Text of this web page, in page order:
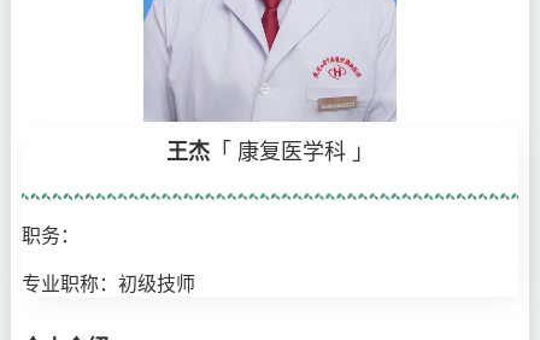
王杰「 康复医学科 」
职务：
专业职称：初级技师